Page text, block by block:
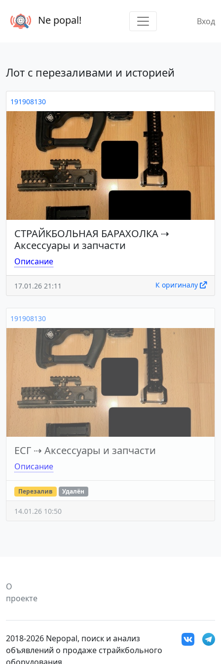
Ne popal! Вход
Лот с перезаливами и историей
191908130
СТРАЙКБОЛЬНАЯ БАРАХОЛКА ⇢
Аксессуары и запчасти
Описание
17.01.26 21:11 К оригиналу
191908130
ЕСГ ⇢ Аксессуары и запчасти
Описание
Перезалив Удалён
14.01.26 10:50
О
проекте
2018-2026 Nepopal, поиск и анализ
объявлений о продаже страйкбольного